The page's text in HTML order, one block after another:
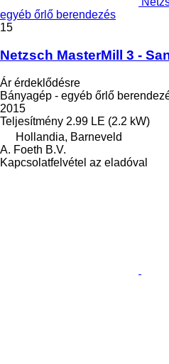
egyéb őrlő berendezés
15
Netzsch MasterMill 3 -
Ár érdeklődésre
Bányagép - egyéb őrlő
2015
Teljesítmény 2.99 LE (2.2 kW)
Hollandia, Barneveld
A. Foeth B.V.
Kapcsolatfelvétel az eladóval